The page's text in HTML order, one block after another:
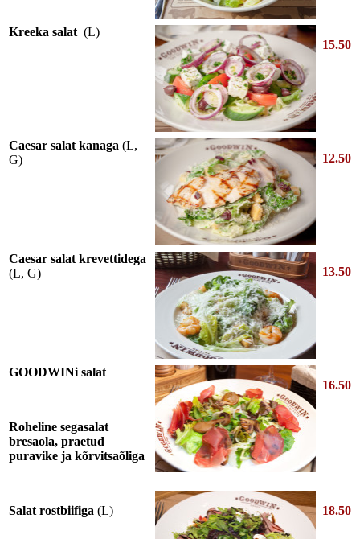
Kreeka salat (L)
15.50
Caesar salat kanaga (L,
G)
12.50
Caesar salat krevettidega
(L, G)
13.50
GOODWINi salat
Roheline segasalat
bresaola, praetud
puravike ja kõrvitsaõliga
16.50
Salat rostbiifiga (L) 18.50